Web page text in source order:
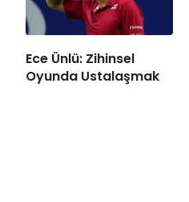
Ece Ünlü: Zihinsel
Oyunda Ustalaşmak